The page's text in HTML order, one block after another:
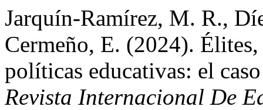
Jarquín-Ramírez, M. R.,
Cermeño, E. (2024).
políticas educativas: el
Revista Internacional De